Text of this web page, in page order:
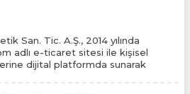
San. Tic. A.Ş., 2014 yılında
adlı e-ticaret sitesi ile kişisel
dijital platformda sunarak